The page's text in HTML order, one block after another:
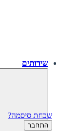
שכחת סיסמה?
התחבר
שירותים